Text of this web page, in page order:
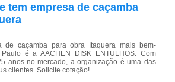
tem empresa de caçamba
de caçamba para obra Itaquera mais bem-
é a AACHEN DISK ENTULHOS. Com
anos no mercado, a organização é uma das
clientes. Solicite cotação!